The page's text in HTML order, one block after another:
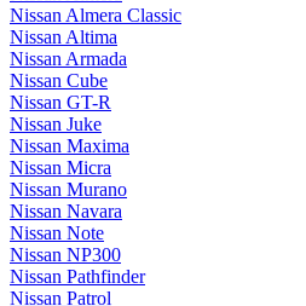
Nissan Almera Classic
Nissan Altima
Nissan Armada
Nissan Cube
Nissan GT-R
Nissan Juke
Nissan Maxima
Nissan Micra
Nissan Murano
Nissan Navara
Nissan Note
Nissan NP300
Nissan Pathfinder
Nissan Patrol